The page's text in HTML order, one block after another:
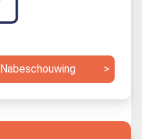
Nabeschouwing >